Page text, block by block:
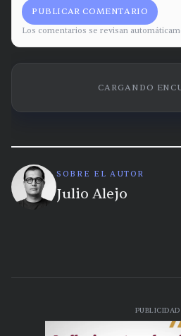
PUBLICAR COMENTARIO
Los comentarios se revisan
CARGANDO
SOBRE EL AUTOR
Julio Alejo
PUBLICIDAD